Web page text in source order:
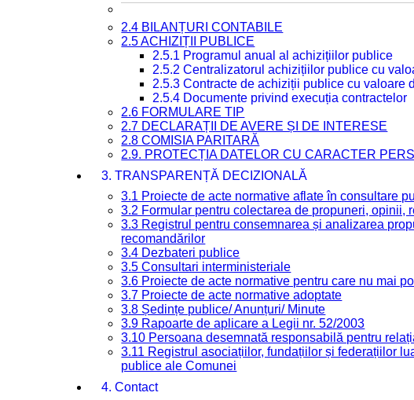
2.4 BILANȚURI CONTABILE
2.5 ACHIZIȚII PUBLICE
2.5.1 Programul anual al achizițiilor publice
2.5.2 Centralizatorul achizițiilor publice cu
2.5.3 Contracte de achiziții publice cu valoare
2.5.4 Documente privind execuția contractelor
2.6 FORMULARE TIP
2.7 DECLARAȚII DE AVERE ȘI DE INTERESE
2.8 COMISIA PARITARĂ
2.9. PROTECȚIA DATELOR CU CARACTER
3. TRANSPARENȚĂ DECIZIONALĂ
3.1 Proiecte de acte normative aflate în consultare
3.2 Formular pentru colectarea de propuneri, opinii,
3.3 Registrul pentru consemnarea și analizarea
recomandărilor
3.4 Dezbateri publice
3.5 Consultari interministeriale
3.6 Proiecte de acte normative pentru care nu mai
3.7 Proiecte de acte normative adoptate
3.8 Ședințe publice/ Anunțuri/ Minute
3.9 Rapoarte de aplicare a Legii nr. 52/2003
3.10 Persoana desemnată responsabilă pentru
3.11 Registrul asociațiilor, fundațiilor și federațiilor
publice ale Comunei
4. Contact